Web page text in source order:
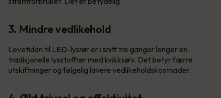
3. Mindre vedlikehold
Levetiden til LED-lysrør er i snitt tre ganger lenger en
tradisjonelle lysstoffrør med kvikksølv. Det betyr færre
utskiftninger og følgelig lavere vedlikeholdskostnader.